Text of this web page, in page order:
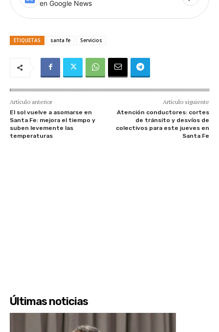
en Google News
ETIQUETAS santa fe Servicios
Artículo anterior
El sol vuelve a asomarse en
Santa Fe: mejora el tiempo y
suben levemente las
temperaturas
Artículo siguiente
Atención conductores: cortes
de tránsito y desvíos de
colectivos para este jueves en
Santa Fe
Últimas noticias